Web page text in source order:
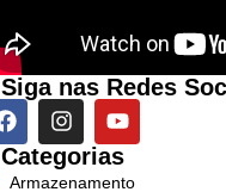
Siga nas Redes
Categorias
Armazenamento